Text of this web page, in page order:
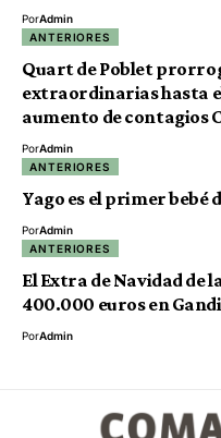
PorAdmin
ANTERIORES
Quart de Poblet
extraordinarias hasta
aumento de contagios
PorAdmin
ANTERIORES
Yago es el primer bebé
PorAdmin
ANTERIORES
El Extra de Navidad de
400.000 euros en
PorAdmin